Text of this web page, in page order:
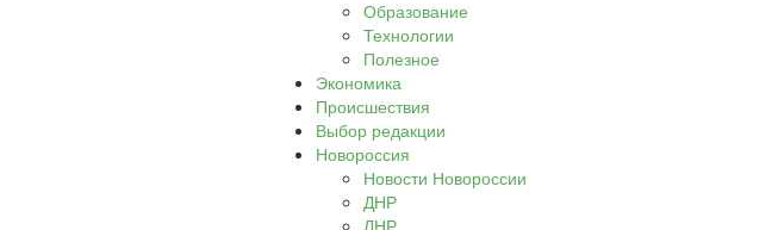
Образование
Технологии
Полезное
Экономика
Происшествия
Выбор редакции
Новороссия
Новости Новороссии
ДНР
ЛНР